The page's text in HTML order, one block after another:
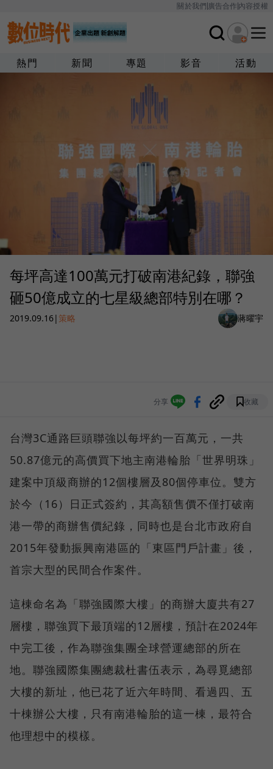
關於我們廣告合作內容授權
熱門 新聞 專題 影音 活動
每坪高達100萬元打破南港紀錄，聯強
砸50億成立的七星級總部特別在哪？
2019.09.16| 策略 蔣曜宇
分享 收藏
台灣3C通路巨頭聯強以每坪約一百萬元，一共
50.87億元的高價買下地主南港輪胎「世界明珠」
建案中頂級商辦的12個樓層及80個停車位。雙方
於今（16）日正式簽約，其高額售價不僅打破南
港一帶的商辦售價紀錄，同時也是台北市政府自
2015年發動振興南港區的「東區門戶計畫」後，
首宗大型的民間合作案件。
這棟命名為「聯強國際大樓」的商辦大廈共有27
層樓，聯強買下最頂端的12層樓，預計在2024年
中完工後，作為聯強集團全球營運總部的所在
地。聯強國際集團總裁杜書伍表示，為尋覓總部
大樓的新址，他已花了近六年時間、看過四、五
十棟辦公大樓，只有南港輪胎的這一棟，最符合
他理想中的模樣。